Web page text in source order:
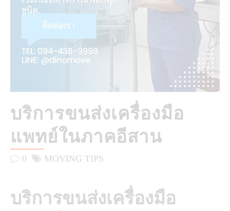
บริการขนส่งเครื่องมือ
แพทย์ในภาคอีสาน
0 MOVING TIPS
บริการขนส่งเครื่องมือ